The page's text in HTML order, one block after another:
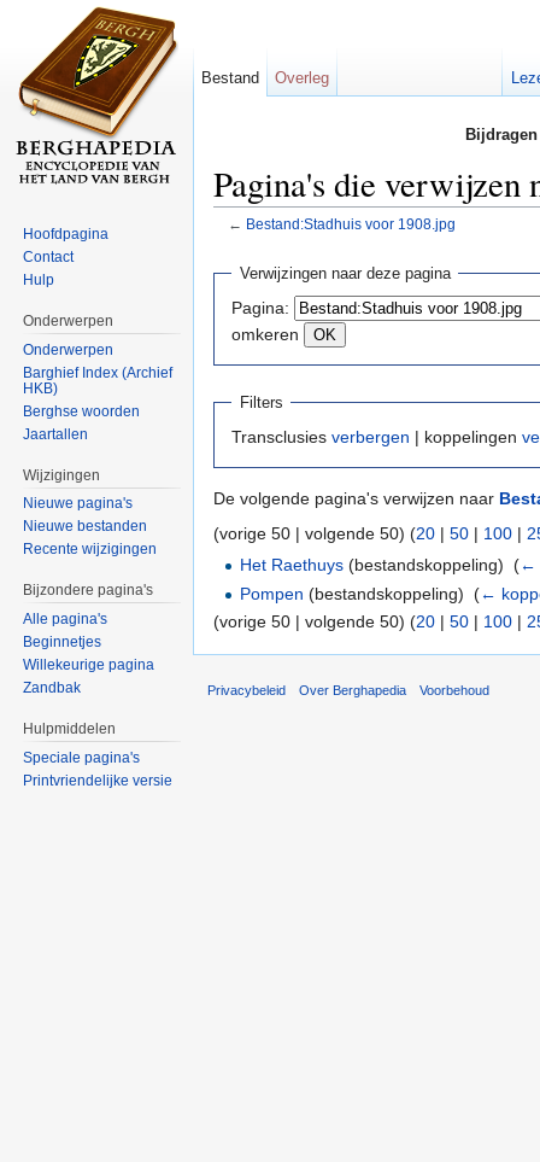
Pagina's die verwijzen
← Bestand:Stadhuis voor 1908.jpg
Verwijzingen naar deze pagina
Pagina:
omkeren
Filters
Transclusies verbergen | koppelingen
De volgende pagina's verwijzen naar
(vorige 50 | volgende 50) (20 | 50 | 100 |
Het Raethuys (bestandskoppeling) ‎(←
Pompen (bestandskoppeling) ‎(←
(vorige 50 | volgende 50) (20 | 50 | 100 |
Bestand Overleg
Hoofdpagina
Contact
Hulp
Onderwerpen
Onderwerpen
Barghief Index (Archief
HKB)
Berghse woorden
Jaartallen
Wijzigingen
Nieuwe pagina's
Nieuwe bestanden
Recente wijzigingen
Bijzondere pagina's
Alle pagina's
Beginnetjes
Willekeurige pagina
Zandbak
Hulpmiddelen
Speciale pagina's
Printvriendelijke versie
Privacybeleid Over Berghapedia Voorbehoud